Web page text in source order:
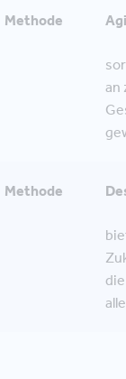
Methode
an
Methode